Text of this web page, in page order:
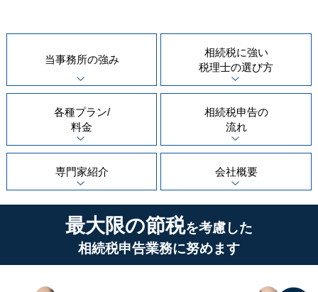
当事務所の強み
相続税に強い
税理士の選び方
各種プラン/
料金
相続税申告の
流れ
専門家紹介 会社概要
最大限の節税を考慮した
相続税申告業務に努めます